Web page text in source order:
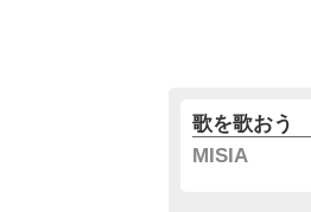
歌を歌おう
MISIA